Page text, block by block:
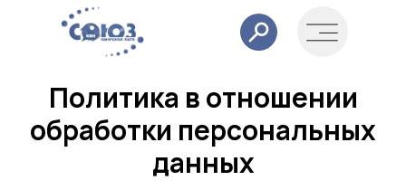
Политика в отношении
обработки персональных
данных